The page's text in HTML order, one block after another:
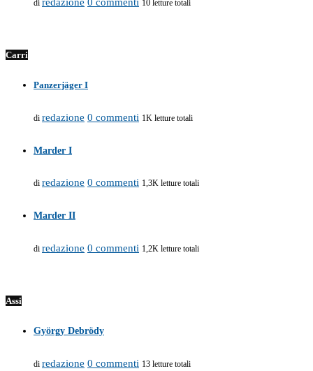
di 10 letture totali
Carri
Panzerjäger I
di redazione 0 commenti 1K letture totali
Marder I
di redazione 0 commenti 1,3K letture totali
Marder II
di redazione 0 commenti 1,2K letture totali
Assi
György Debrödy
di redazione 0 commenti 13 letture totali